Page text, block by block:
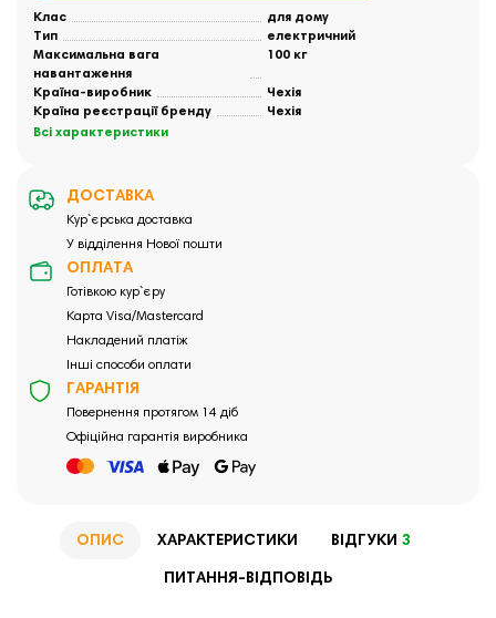
Клас
для дому
Тип
електричний
Максимальна вага
навантаження
100 кг
Країна-виробник
Чехія
Країна реєстрації бренду
Чехія
Всі характеристики
ДОСТАВКА
Кур`єрська доставка
У відділення Нової пошти
ОПЛАТА
Готівкою кур`єру
Карта Visa/Mastercard
Накладений платіж
Інші способи оплати
ГАРАНТІЯ
Повернення протягом 14 діб
Офіційна гарантія виробника
ОПИС ХАРАКТЕРИСТИКИ ВІДГУКИ 3
ПИТАННЯ-ВІДПОВІДЬ